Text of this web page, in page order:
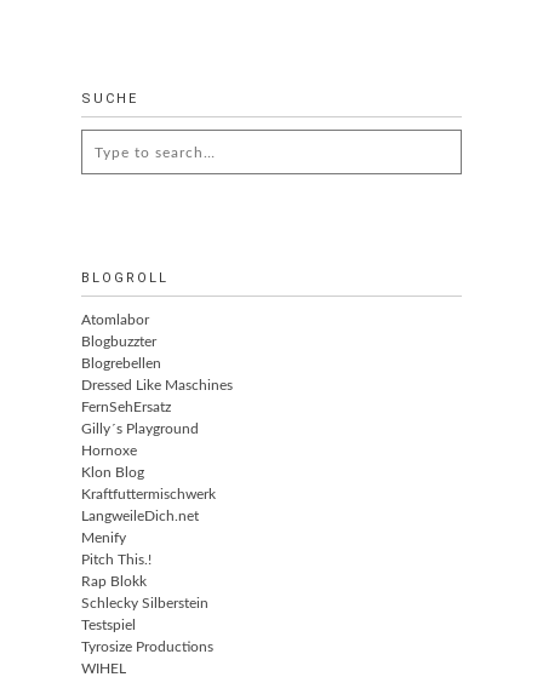
SUCHE
for:
BLOGROLL
Atomlabor
Blogbuzzter
Blogrebellen
Dressed Like Maschines
FernSehErsatz
Gilly´s Playground
Hornoxe
Klon Blog
Kraftfuttermischwerk
LangweileDich.net
Menify
Pitch This.!
Rap Blokk
Schlecky Silberstein
Testspiel
Tyrosize Productions
WIHEL